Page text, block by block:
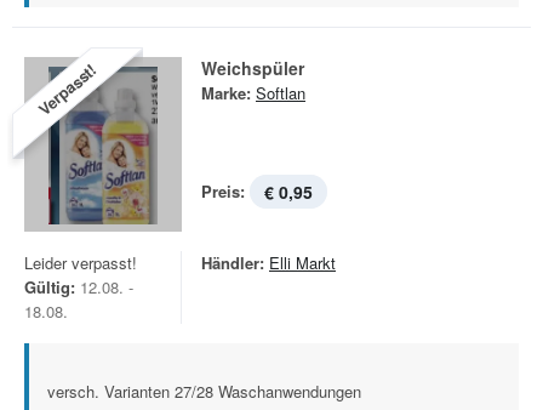
Verpasst! Weichspüler
Marke: Softlan
Preis: € 0,95
Leider verpasst!
Gültig: 12.08. -
18.08.
Händler: Elli Markt
versch. Varianten 27/28 Waschanwendungen